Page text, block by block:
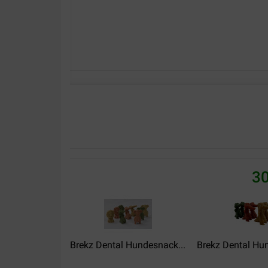
Brekz Dental Hundesnack... Brekz Dental